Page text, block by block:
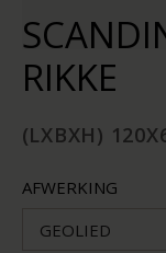
RIKKE
(LXBXH)
AFWERKING
GEOLIED